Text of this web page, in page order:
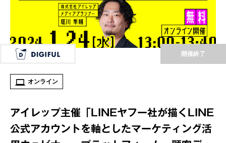
開催終了
オンライン
アイレップ主催「LINEヤフー社が描くLINE
公式アカウントを軸としたマーケティング活